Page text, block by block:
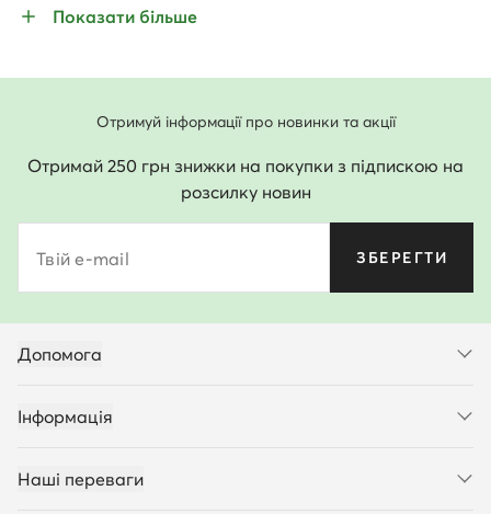
Показати більше
Отримуй інформації про новинки та акції
Отримай 250 грн знижки на покупки з підпискою на
розсилку новин
Твій e-mail ЗБЕРЕГТИ
Допомога
Інформація
Наші переваги